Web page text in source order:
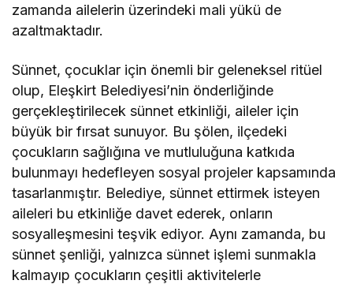
zamanda ailelerin üzerindeki mali yükü de
azaltmaktadır.
Sünnet, çocuklar için önemli bir geleneksel ritüel
olup, Eleşkirt Belediyesi’nin önderliğinde
gerçekleştirilecek sünnet etkinliği, aileler için
büyük bir fırsat sunuyor. Bu şölen, ilçedeki
çocukların sağlığına ve mutluluğuna katkıda
bulunmayı hedefleyen sosyal projeler kapsamında
tasarlanmıştır. Belediye, sünnet ettirmek isteyen
aileleri bu etkinliğe davet ederek, onların
sosyalleşmesini teşvik ediyor. Aynı zamanda, bu
sünnet şenliği, yalnızca sünnet işlemi sunmakla
kalmayıp çocukların çeşitli aktivitelerle